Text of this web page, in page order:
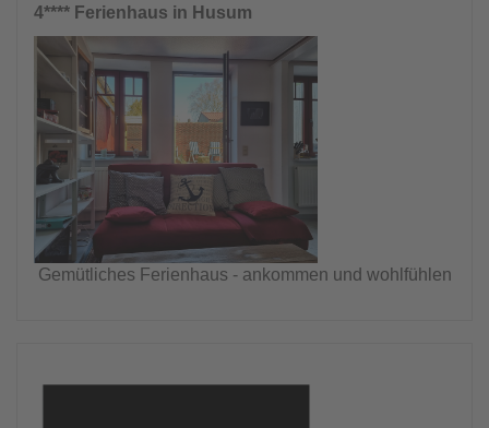
4**** Ferienhaus in Husum
Gemütliches Ferienhaus - ankommen und wohlfühlen